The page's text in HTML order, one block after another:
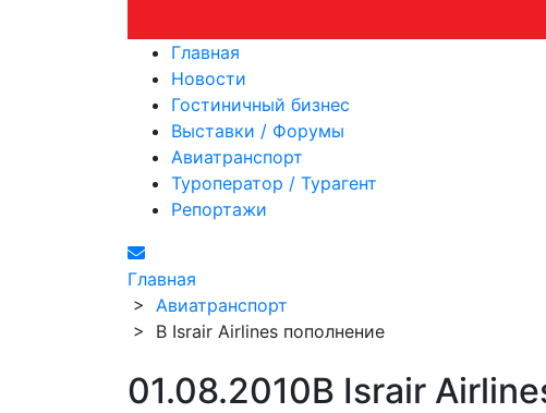
Главная
Новости
Гостиничный бизнес
Выставки / Форумы
Авиатранспорт
Туроператор / Турагент
Репортажи
Главная
> Авиатранспорт
> В Israir Airlines пополнение
01.08.2010В Israir